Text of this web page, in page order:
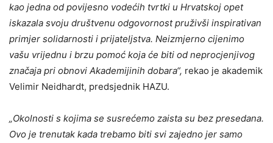
kao jedna od povijesno vodećih tvrtki u Hrvatskoj opet
iskazala svoju društvenu odgovornost pruživši inspirativan
primjer solidarnosti i prijateljstva. Neizmjerno cijenimo
vašu vrijednu i brzu pomoć koja će biti od neprocjenjivog
značaja pri obnovi Akademijinih dobara“, rekao je akademik
Velimir Neidhardt, predsjednik HAZU.
„Okolnosti s kojima se susrećemo zaista su bez presedana.
Ovo je trenutak kada trebamo biti svi zajedno jer samo